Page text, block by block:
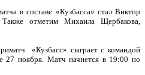
в составе «Кузбасса» стал Виктор
отметим Михаила Щербакова,
«Кузбасс» сыграет с командой
27 ноября. Матч начнется в 19:00 по